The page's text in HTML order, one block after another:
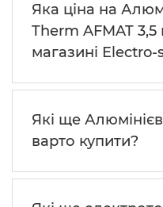
Яка ціна на
Therm AFMAT 3,5
магазині Electro-
Які ще
варто купити?